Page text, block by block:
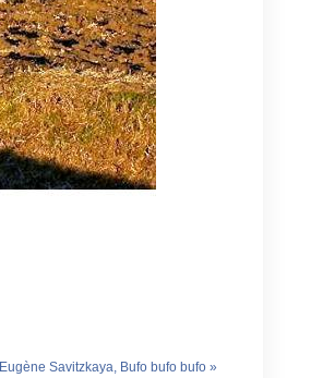
Eugène Savitzkaya, Bufo bufo bufo »